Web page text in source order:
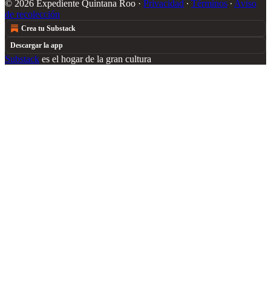
© 2026 Expediente Quintana Roo · Privacidad ∙ Términos ∙ Aviso
de recolección
Crea tu Substack
Descargar la app
Substack es el hogar de la gran cultura